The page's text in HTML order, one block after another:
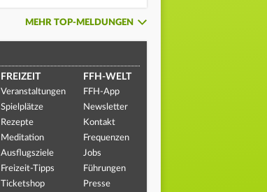
MEHR TOP-MELDUNGEN
FREIZEIT
Veranstaltungen
Spielplätze
Rezepte
Meditation
Ausflugsziele
Freizeit-Tipps
Ticketshop
FFH-WELT
FFH-App
Newsletter
Kontakt
Frequenzen
Jobs
Führungen
Presse